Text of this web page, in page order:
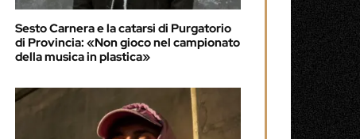
Sesto Carnera e la catarsi di Purgatorio
di Provincia: «Non gioco nel campionato
della musica in plastica»